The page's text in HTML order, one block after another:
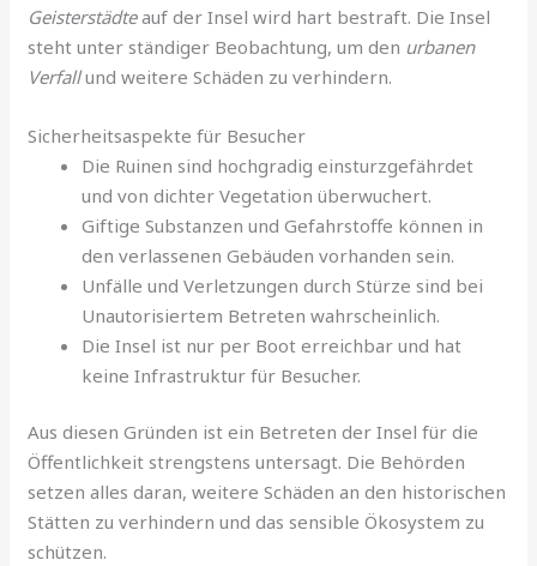
Geisterstädteauf der Insel wird hart bestraft. Die Insel
steht unter ständiger Beobachtung, um den urbanen
Verfallund weitere Schäden zu verhindern.
Sicherheitsaspekte für Besucher
Die Ruinen sind hochgradig einsturzgefährdet
und von dichter Vegetation überwuchert.
Giftige Substanzen und Gefahrstoffe können in
den verlassenen Gebäuden vorhanden sein.
Unfälle und Verletzungen durch Stürze sind bei
Unautorisiertem Betreten wahrscheinlich.
Die Insel ist nur per Boot erreichbar und hat
keine Infrastruktur für Besucher.
Aus diesen Gründen ist ein Betreten der Insel für die
Öffentlichkeit strengstens untersagt. Die Behörden
setzen alles daran, weitere Schäden an den historischen
Stätten zu verhindern und das sensible Ökosystem zu
schützen.